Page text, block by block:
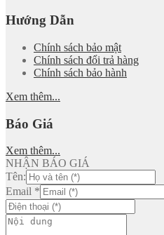
Hướng Dẫn
Chính sách bảo mật
Chính sách đổi trả hàng
Chính sách bảo hành
Xem thêm...
Báo Giá
Xem thêm...
NHẬN BÁO GIÁ
Tên:
Email *